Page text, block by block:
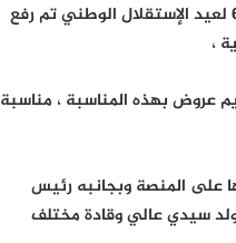
كيفه ميديا / أحيت السلطات الجهوية في ولاية لعصابه اليوم 28 نوفمبر 2021 الذكرى 61 لعيد الإستقلال الوطني تم رفع
،
عروض بهذه المناسبة ، مناسبة
على المنصة وبجانبه رئيس
سيدي عالي وقادة مختلف